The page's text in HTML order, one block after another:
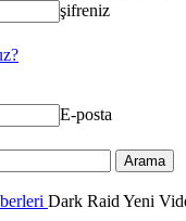
şifreniz
E-posta
Dark Raid Yeni